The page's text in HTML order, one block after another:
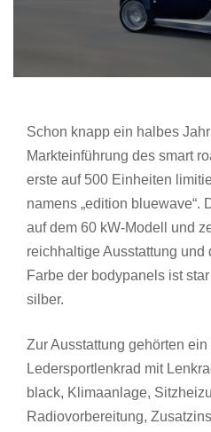
Schon knapp ein halbes
Markteinführung des smart
erste auf 500 Einheiten
namens „edition bluewave“.
auf dem 60 kW-Modell und
reichhaltige Ausstattung und
Farbe der bodypanels iststar
silber.
Zur Ausstattung gehörten
Ledersportlenkrad mit
black, Klimaanlage,
Radiovorbereitung,